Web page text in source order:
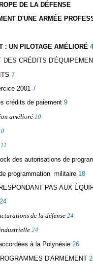
DE LA DÉFENSE
D'UNE ARMÉE
: UN PILOTAGE AMÉLIORÉ 4
DES CRÉDITS
7
2001 7
crédits de paiement 9
amélioré 10
11
des autorisations de
programmation militaire 18
PAS AUX
24
de la défense 24
24
à la Polynésie 26
D'ARMEMENT